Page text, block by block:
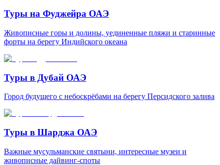
Туры на Фуджейра ОАЭ
Живописные горы и долины, уединенные пляжи и старинные
форты на берегу Индийского океана
Туры в Дубай ОАЭ
Город будущего с небоскрёбами на берегу Персидского залива
Туры в Шарджа ОАЭ
Важные мусульманские святыни, интересные музеи и
живописные дайвинг-споты